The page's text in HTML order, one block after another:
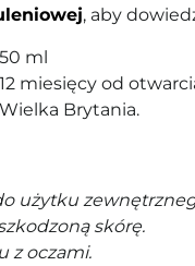
, aby
50 ml
12 miesięcy od
Wielka Brytania.
użytku
skórę.
z oczami.